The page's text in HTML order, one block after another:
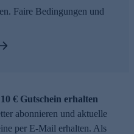
Faire Bedingungen und
€ Gutschein erhalten
abonnieren und aktuelle
per E-Mail erhalten. Als